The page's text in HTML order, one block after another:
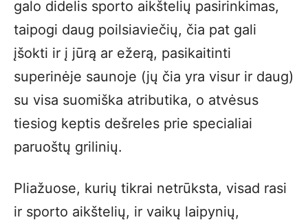
galo didelis sporto aikštelių pasirinkimas,
taipogi daug poilsiaviečių, čia pat gali
įšokti ir į jūrą ar ežerą, pasikaitinti
superinėje saunoje (jų čia yra visur ir daug)
su visa suomiška atributika, o atvėsus
tiesiog keptis dešreles prie specialiai
paruoštų grilinių.
Pliažuose, kurių tikrai netrūksta, visad rasi
ir sporto aikštelių, ir vaikų laipynių,